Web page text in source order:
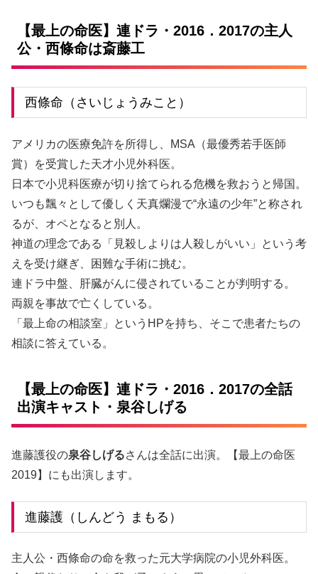
【最上の命医】連ドラ・2016．2017の主人
公・西條命は斎藤工
西條命（さいじょうみこと）
アメリカの医療免許を所得し、MSA（最優秀若手医師
賞）を受賞した天才小児外科医。
日本で小児科医療が切り捨てられる危機を救おうと帰国。
いつも飄々として優しく天真爛漫で“永遠の少年”と称され
るが、オペとなると別人。
神道の理念である「見殺しよりは人殺しがいい」という考
えを受け継ぎ、困難な手術に挑む。
連ドラ中盤、肝臓がんに侵されていることが判明する。
両親を事故で亡くしている。
「最上命の相談室」というHPを持ち、そこで患者たちの
相談に答えている。
【最上の命医】連ドラ・2016．2017の全話
出演キャスト・泉谷しげる
進藤護役の泉谷しげるさんは全話に出演。【最上の命医
2019】にも出演します。
進藤護（しんどう まもる）
主人公・西條命の命を救った元大学病院の小児外科医。